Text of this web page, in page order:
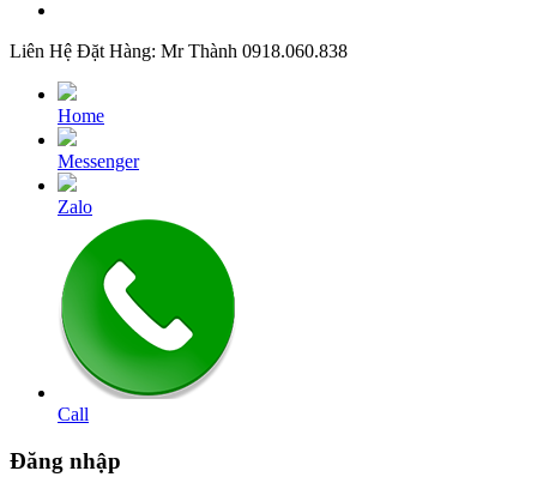
Liên Hệ Đặt Hàng: Mr Thành 0918.060.838
Home
Messenger
Zalo
Call
Đăng nhập